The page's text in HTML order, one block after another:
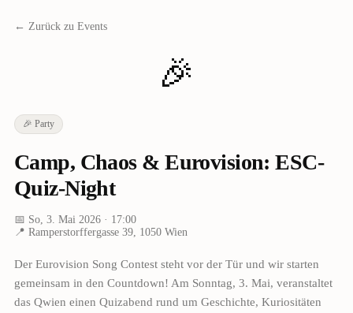
← Zurück zu Events
🎉
🎉 Party
Camp, Chaos & Eurovision: ESC-
Quiz-Night
📅 So, 3. Mai 2026· 17:00
📍 Ramperstorffergasse 39, 1050 Wien
Der Eurovision Song Contest steht vor der Tür und wir starten
gemeinsam in den Countdown! Am Sonntag, 3. Mai, veranstaltet
das Qwien einen Quizabend rund um Geschichte, Kuriositäten